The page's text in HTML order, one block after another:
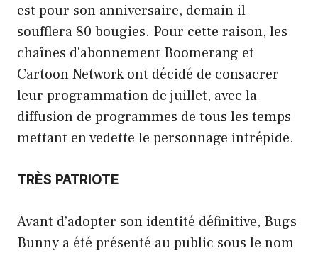
est pour son anniversaire, demain il
soufflera 80 bougies. Pour cette raison, les
chaînes d'abonnement Boomerang et
Cartoon Network ont ​​décidé de consacrer
leur programmation de juillet, avec la
diffusion de programmes de tous les temps
mettant en vedette le personnage intrépide.
TRÈS PATRIOTE
Avant d’adopter son identité définitive, Bugs
Bunny a été présenté au public sous le nom